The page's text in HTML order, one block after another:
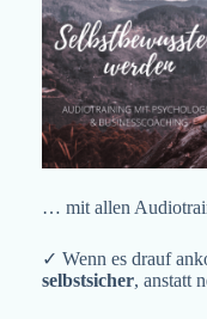
… mit allen
✓ Wenn es drauf
selbstsicher, anstatt